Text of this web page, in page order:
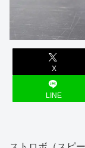
X
LINE